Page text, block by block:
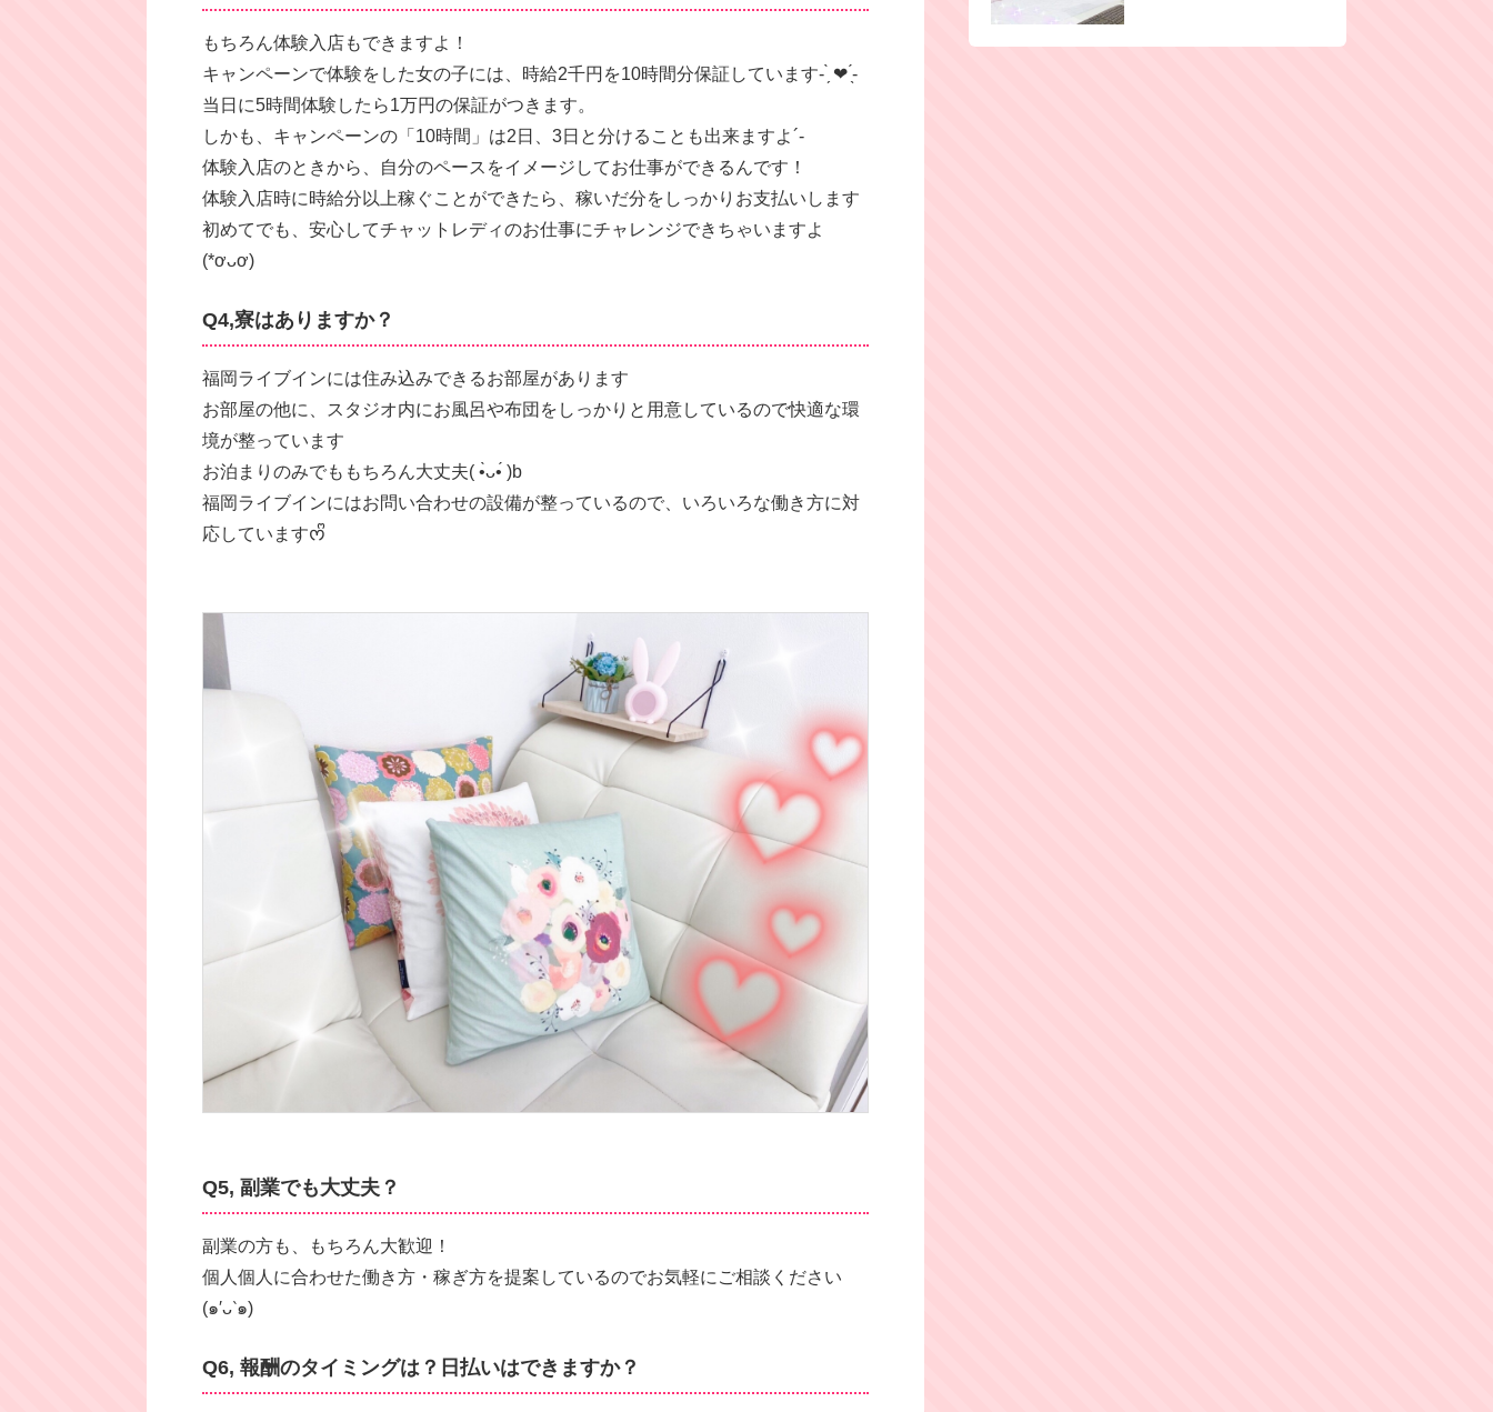
もちろん体験入店もできますよ！
キャンペーンで体験をした女の子には、時給2千円を10時間分保証しています‪- ̗̀ ❤︎‬‪ ̖́-
当日に5時間体験したら1万円の保証がつきます。
しかも、キャンペーンの「10時間」は2日、3日と分けることも出来ますよ´-
体験入店のときから、自分のペースをイメージしてお仕事ができるんです！
体験入店時に時給分以上稼ぐことができたら、稼いだ分をしっかりお支払いします
初めてでも、安心してチャットレディのお仕事にチャレンジできちゃいますよ
(*ơᴗơ)
Q4,寮はありますか？
福岡ライブインには住み込みできるお部屋があります
お部屋の他に、スタジオ内にお風呂や布団をしっかりと用意しているので快適な環
境が整っています
お泊まりのみでももちろん大丈夫( •̀ᴗ•́ )b
福岡ライブインにはお問い合わせの設備が整っているので、いろいろな働き方に対
応していますᰔᩚ
Q5, 副業でも大丈夫？
副業の方も、もちろん大歓迎！
個人個人に合わせた働き方・稼ぎ方を提案しているのでお気軽にご相談ください
(๑′ᴗ‵๑)
Q6, 報酬のタイミングは？日払いはできますか？